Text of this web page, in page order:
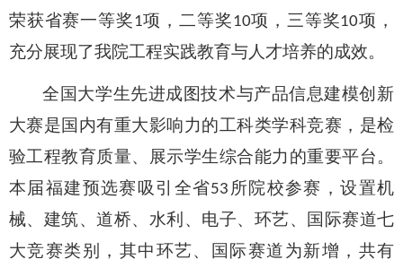
荣获省赛一等奖1项，二等奖10项， 三等奖10项 ，
充分展现了我院工程实践教育与人才培养的成效。
全国大学生先进成图技术与产品信息建模创新
大赛是国内有重大影响力的工科类学科竞赛，是检
验工程教育质量、展示学生综合能力的重要平台。
本届福建预选赛吸引全省53 所院校参赛，设置机
械、建筑、道桥、水利、电子、环艺、国际赛道七
大竞赛类别，其中环艺、国际赛道为新增，共有